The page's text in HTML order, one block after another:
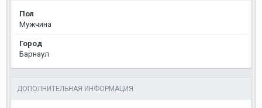
Пол
Мужчина
Город
Барнаул
ДОПОЛНИТЕЛЬНАЯ ИНФОРМАЦИЯ